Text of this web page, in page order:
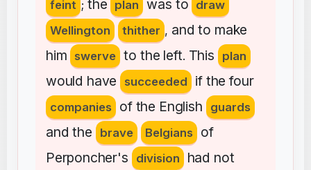
feint ; the plan was to draw
Wellington
thither , and to make
him swerve to the left. This plan
would have succeeded if the four
companies of the English guards
and the brave Belgians
of
Perponcher's
division had not